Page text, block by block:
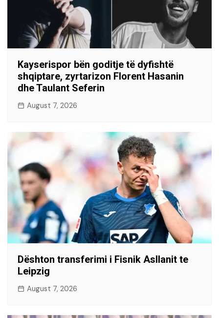
Kayserispor bën goditje të dyfishtë
shqiptare, zyrtarizon Florent Hasanin
dhe Taulant Seferin
August 7, 2026
Dështon transferimi i Fisnik Asllanit te
Leipzig
August 7, 2026